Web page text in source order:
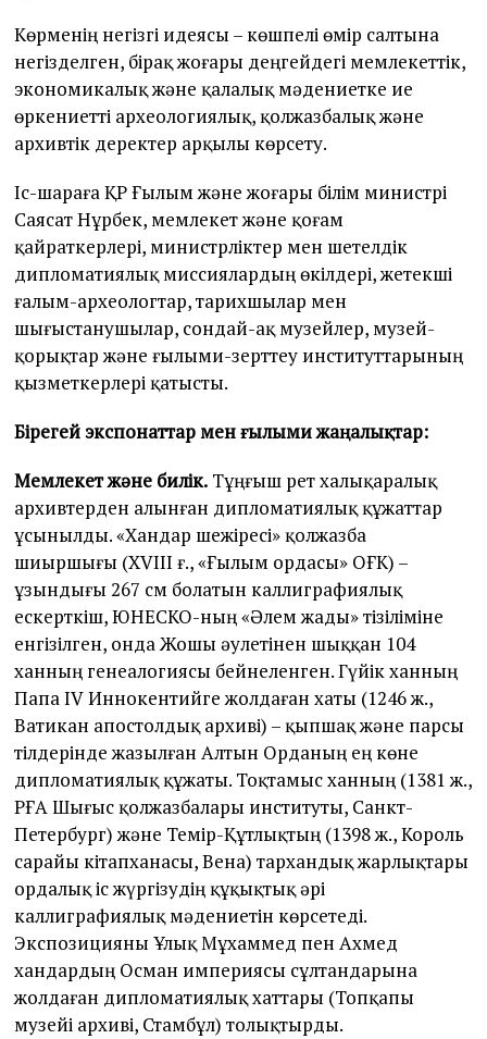
Көрменің негізгі идеясы – көшпелі өмір салтына
негізделген, бірақ жоғары деңгейдегі мемлекеттік,
экономикалық және қалалық мәдениетке ие
өркениетті археологиялық, қолжазбалық және
архивтік деректер арқылы көрсету.
Іс-шараға ҚР Ғылым және жоғары білім министрі
Саясат Нұрбек, мемлекет және қоғам
қайраткерлері, министрліктер мен шетелдік
дипломатиялық миссиялардың өкілдері, жетекші
ғалым-археологтар, тарихшылар мен
шығыстанушылар, сондай-ақ музейлер, музей-
қорықтар және ғылыми-зерттеу институттарының
қызметкерлері қатысты.
Бірегей экспонаттар мен ғылыми жаңалықтар:
Мемлекет және билік. Тұңғыш рет халықаралық
архивтерден алынған дипломатиялық құжаттар
ұсынылды. «Хандар шежіресі» қолжазба
шиыршығы (XVIII ғ., «Ғылым ордасы» ОҒК) –
ұзындығы 267 см болатын каллиграфиялық
ескерткіш, ЮНЕСКО-ның «Әлем жады» тізіліміне
енгізілген, онда Жошы әулетінен шыққан 104
ханның генеалогиясы бейнеленген. Гүйік ханның
Папа IV Иннокентийге жолдаған хаты (1246 ж.,
Ватикан апостолдық архиві) – қыпшақ және парсы
тілдерінде жазылған Алтын Орданың ең көне
дипломатиялық құжаты. Тоқтамыс ханның (1381 ж.,
РҒА Шығыс қолжазбалары институты, Санкт-
Петербург) және Темір-Құтлықтың (1398 ж., Король
сарайы кітапханасы, Вена) тархандық жарлықтары
ордалық іс жүргізудің құқықтық әрі
каллиграфиялық мәдениетін көрсетеді.
Экспозицияны Ұлық Мұхаммед пен Ахмед
хандардың Осман империясы сұлтандарына
жолдаған дипломатиялық хаттары (Топқапы
музейі архиві, Стамбұл) толықтырды.